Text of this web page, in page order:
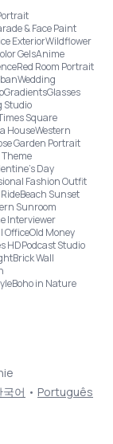
& Face Paint
ExteriorWildflower
GelsAnime
Red Room Portrait
Wedding
GradientsGlasses
Studio
Square
HouseWestern
Garden Portrait
Theme
Day
Fashion Outfit
Beach Sunset
Sunroom
Interviewer
OfficeOld Money
HDPodcast Studio
Brick Wall
Boho in Nature
국어 • Português